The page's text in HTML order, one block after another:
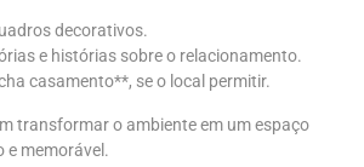
decorativos.
e histórias sobre o relacionamento.
casamento**, se o local permitir.
transformar o ambiente em um espaço
e memorável.